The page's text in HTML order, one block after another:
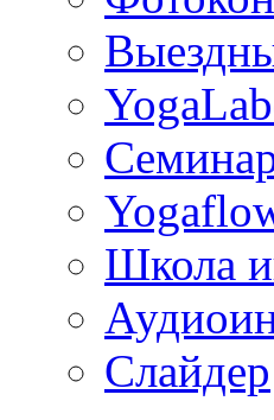
Школа
Слайдер